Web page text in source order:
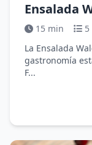
Ensalada
15 min
5
La Ensalada
gastronomía
F...